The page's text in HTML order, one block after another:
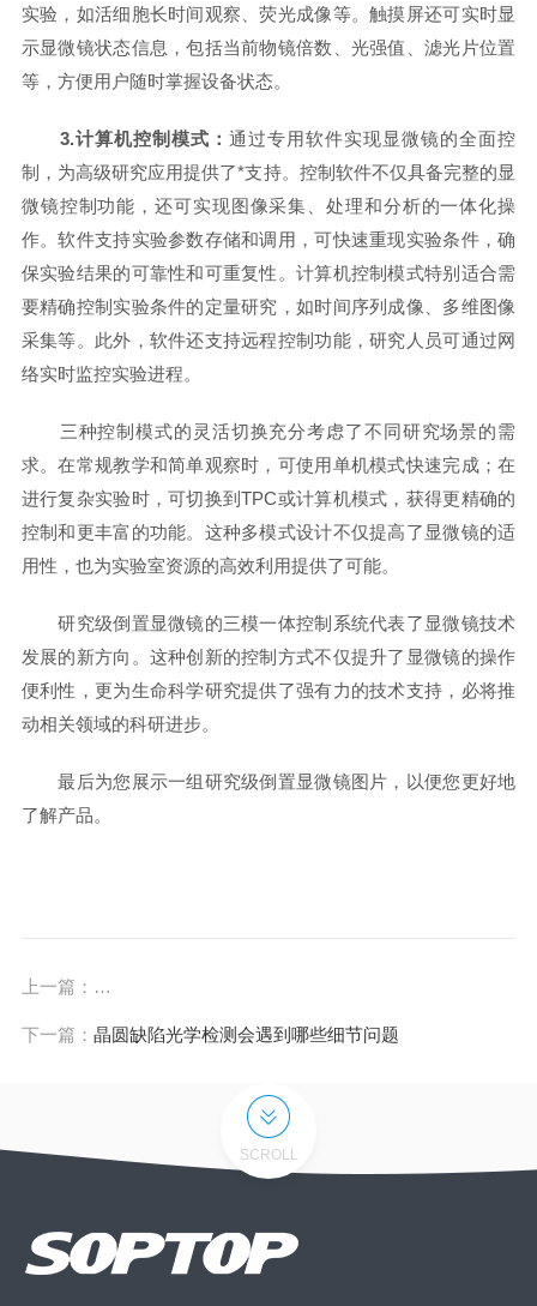
实验，如活细胞长时间观察、荧光成像等。触摸屏还可实时显
示显微镜状态信息，包括当前物镜倍数、光强值、滤光片位置
等，方便用户随时掌握设备状态。
3.计算机控制模式： 通过专用软件实现显微镜的全面控
制，为高级研究应用提供了*支持。控制软件不仅具备完整的显
微镜控制功能，还可实现图像采集、处理和分析的一体化操
作。软件支持实验参数存储和调用，可快速重现实验条件，确
保实验结果的可靠性和可重复性。计算机控制模式特别适合需
要精确控制实验条件的定量研究，如时间序列成像、多维图像
采集等。此外，软件还支持远程控制功能，研究人员可通过网
络实时监控实验进程。
三种控制模式的灵活切换充分考虑了不同研究场景的需
求。在常规教学和简单观察时，可使用单机模式快速完成；在
进行复杂实验时，可切换到TPC或计算机模式，获得更精确的
控制和更丰富的功能。这种多模式设计不仅提高了显微镜的适
用性，也为实验室资源的高效利用提供了可能。
研究级倒置显微镜的三模一体控制系统代表了显微镜技术
发展的新方向。这种创新的控制方式不仅提升了显微镜的操作
便利性，更为生命科学研究提供了强有力的技术支持，必将推
动相关领域的科研进步。
最后为您展示一组研究级倒置显微镜图片，以便您更好地
了解产品。
上一篇：
病理扫描仪操作指南：精准高效的数字化病理解决方案
下一篇： 晶圆缺陷光学检测会遇到哪些细节问题
SCROLL